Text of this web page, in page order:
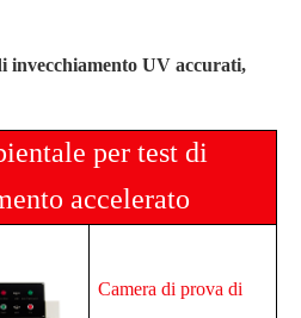
invecchiamento UV accurati,
per test di
accelerato
Camera di prova di